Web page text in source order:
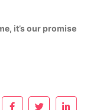
it’s our promise